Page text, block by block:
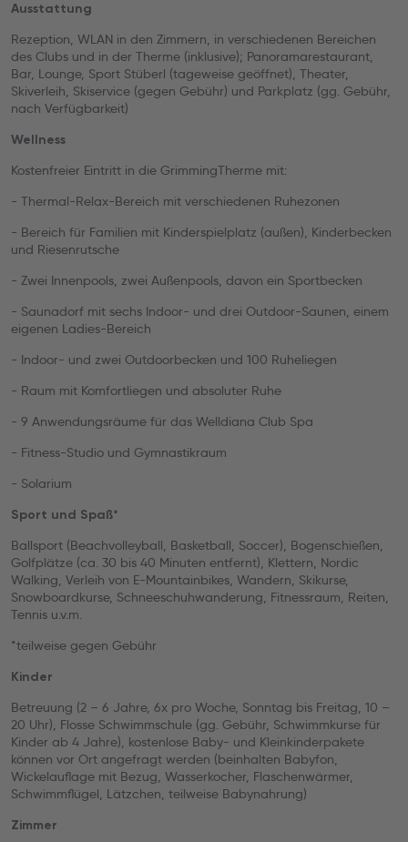
Ausstattung
Rezeption, WLAN in den Zimmern, in verschiedenen Bereichen
des Clubs und in der Therme (inklusive); Panoramarestaurant,
Bar, Lounge, Sport Stüberl (tageweise geöffnet), Theater,
Skiverleih, Skiservice (gegen Gebühr) und Parkplatz (gg. Gebühr,
nach Verfügbarkeit)
Wellness
Kostenfreier Eintritt in die GrimmingTherme mit:
- Thermal-Relax-Bereich mit verschiedenen Ruhezonen
- Bereich für Familien mit Kinderspielplatz (außen), Kinderbecken
und Riesenrutsche
- Zwei Innenpools, zwei Außenpools, davon ein Sportbecken
- Saunadorf mit sechs Indoor- und drei Outdoor-Saunen, einem
eigenen Ladies-Bereich
- Indoor- und zwei Outdoorbecken und 100 Ruheliegen
- Raum mit Komfortliegen und absoluter Ruhe
- 9 Anwendungsräume für das Welldiana Club Spa
- Fitness-Studio und Gymnastikraum
- Solarium
Sport und Spaß*
Ballsport (Beachvolleyball, Basketball, Soccer), Bogenschießen,
Golfplätze (ca. 30 bis 40 Minuten entfernt), Klettern, Nordic
Walking, Verleih von E-Mountainbikes, Wandern, Skikurse,
Snowboardkurse, Schneeschuhwanderung, Fitnessraum, Reiten,
Tennis u.v.m.
*teilweise gegen Gebühr
Kinder
Betreuung (2 – 6 Jahre, 6x pro Woche, Sonntag bis Freitag, 10 –
20 Uhr), Flosse Schwimmschule (gg. Gebühr, Schwimmkurse für
Kinder ab 4 Jahre), kostenlose Baby- und Kleinkinderpakete
können vor Ort angefragt werden (beinhalten Babyfon,
Wickelauflage mit Bezug, Wasserkocher, Flaschenwärmer,
Schwimmflügel, Lätzchen, teilweise Babynahrung)
Zimmer